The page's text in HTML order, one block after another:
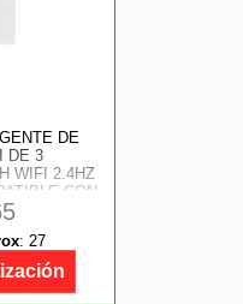
DE
DE 3
WIFI 2.4HZ
CON
CON
GOOGLE
: 27